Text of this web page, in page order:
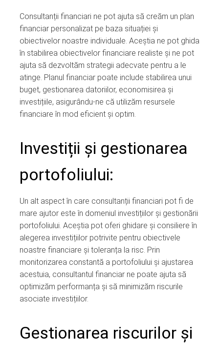
Consultanții financiari ne pot ajuta să creăm un plan
financiar personalizat pe baza situației și
obiectivelor noastre individuale. Aceștia ne pot ghida
în stabilirea obiectivelor financiare realiste și ne pot
ajuta să dezvoltăm strategii adecvate pentru a le
atinge. Planul financiar poate include stabilirea unui
buget, gestionarea datoriilor, economisirea și
investițiile, asigurându-ne că utilizăm resursele
financiare în mod eficient și optim.
Investiții și gestionarea
portofoliului:
Un alt aspect în care consultanții financiari pot fi de
mare ajutor este în domeniul investițiilor și gestionării
portofoliului. Aceștia pot oferi ghidare și consiliere în
alegerea investițiilor potrivite pentru obiectivele
noastre financiare și toleranța la risc. Prin
monitorizarea constantă a portofoliului și ajustarea
acestuia, consultantul financiar ne poate ajuta să
optimizăm performanța și să minimizăm riscurile
asociate investițiilor.
Gestionarea riscurilor și